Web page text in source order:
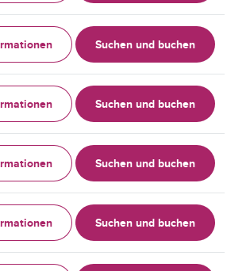
Suchen und buchen
Suchen und buchen
Suchen und buchen
Suchen und buchen